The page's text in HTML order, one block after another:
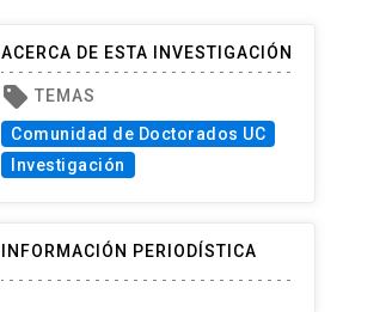
ACERCA DE ESTA INVESTIGACIÓN
sell TEMAS
Comunidad de Doctorados UC
Investigación
INFORMACIÓN PERIODÍSTICA